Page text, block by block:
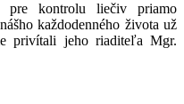
kontrolu liečiv priamo
každodenného života už
privítali jeho riaditeľa Mgr.